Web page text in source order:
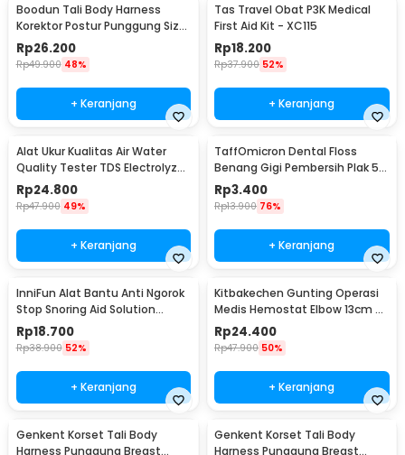
Boodun Tali Body Harness
Korektor Postur Punggung Size
M - BBJ-15
Rp26.200
Rp49.900 48%
+ Keranjang
Tas Travel Obat P3K Medical
First Aid Kit - XC115
Rp18.200
Rp37.900 52%
+ Keranjang
Alat Ukur Kualitas Air Water
Quality Tester TDS Electrolyzer
- JJ2850
Rp24.800
Rp47.900 49%
+ Keranjang
TaffOmicron Dental Floss
Benang Gigi Pembersih Plak 50
PCS - LMT-558
Rp3.400
Rp13.900 76%
+ Keranjang
InniFun Alat Bantu Anti Ngorok
Stop Snoring Aid Solution
Tongue Guard - G7G40
Rp18.700
Rp38.900 52%
+ Keranjang
Kitbakechen Gunting Operasi
Medis Hemostat Elbow 13cm -
J4-682
Rp24.400
Rp47.900 50%
+ Keranjang
Genkent Korset Tali Body
Harness Punggung Breast
Genkent Korset Tali Body
Harness Punggung Breast